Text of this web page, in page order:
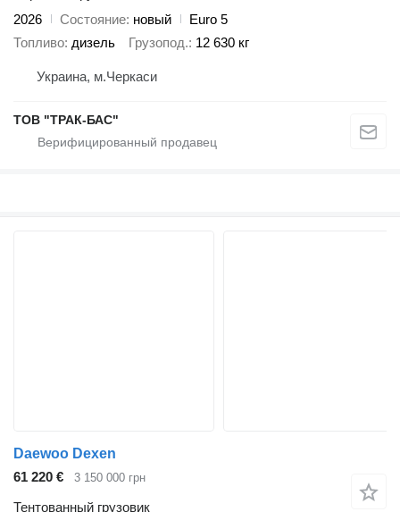
2026
Состояние новый
Euro 5
Топливо дизель Грузопод. 12 630 кг
Украина, м.Черкаси
ТОВ "ТРАК-БАС"
Daewoo Dexen
61 220 €
3 150 000 грн
Тентованный грузовик